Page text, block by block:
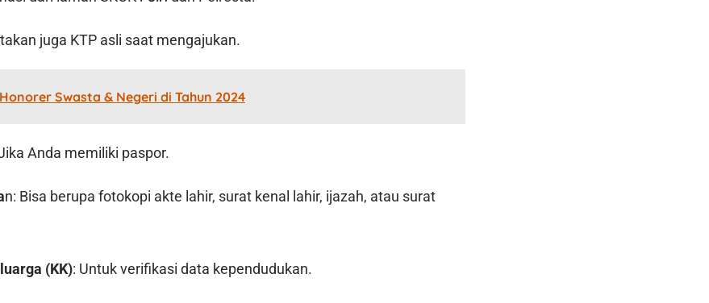
juga KTP asli saat mengajukan.
Swasta & Negeri di Tahun 2024
Anda memiliki paspor.
n: Bisa berupa fotokopi akte lahir, surat kenal lahir, ijazah, atau surat
(KK): Untuk verifikasi data kependudukan.